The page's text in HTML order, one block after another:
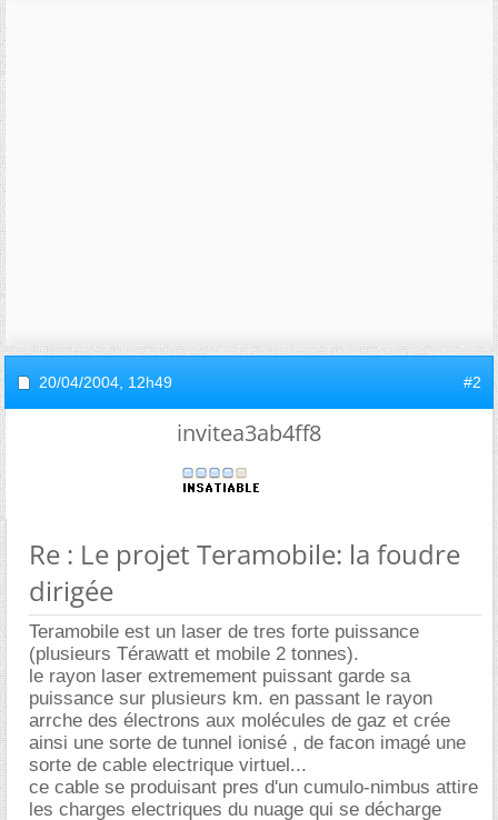
20/04/2004, 12h49 #2
invitea3ab4ff8
Re : Le projet Teramobile: la foudre
dirigée
Teramobile est un laser de tres forte puissance
(plusieurs Térawatt et mobile 2 tonnes).
le rayon laser extremement puissant garde sa
puissance sur plusieurs km. en passant le rayon
arrche des électrons aux molécules de gaz et crée
ainsi une sorte de tunnel ionisé , de facon imagé une
sorte de cable electrique virtuel...
ce cable se produisant pres d'un cumulo-nimbus attire
les charges electriques du nuage qui se décharge